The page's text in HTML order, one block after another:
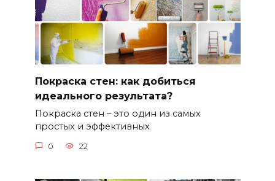
Покраска стен: как добиться
идеального результата?
Покраска стен – это один из самых
простых и эффективных
0 22